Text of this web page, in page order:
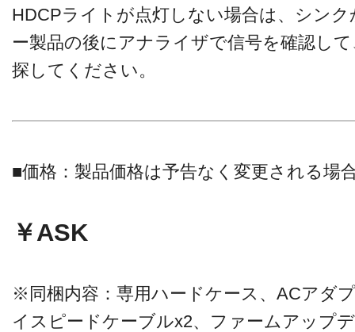
HDCPライトが点灯しない場合は、シン
ー製品の後にアナライザで信号を確認し
探してください。
■価格：製品価格は予告なく変更される場
￥ASK
※同梱内容：専用ハードケース、ACアダ
イスピードケーブルx2、ファームアップ